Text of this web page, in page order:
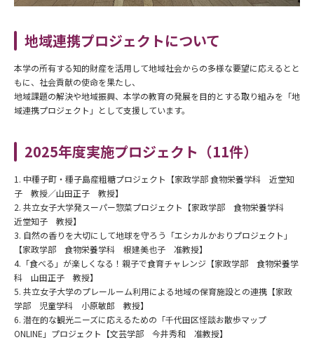
地域連携プロジェクトについて
本学の所有する知的財産を活用して地域社会からの多様な要望に応えるとと
もに、社会貢献の使命を果たし、
地域課題の解決や地域振興、本学の教育の発展を目的とする取り組みを「地
域連携プロジェクト」として支援しています。
2025年度実施プロジェクト（11件）
1. 中種子町・種子島産粗糖プロジェクト【家政学部 食物栄養学科 近堂知
子 教授／山田正子 教授】
2. 共立女子大学発スーパー惣菜プロジェクト【家政学部 食物栄養学科
近堂知子 教授】
3. 自然の香りを大切にして地球を守ろう「エシカルかおりプロジェクト」
【家政学部 食物栄養学科 根建美也子 准教授】
4.「食べる」が楽しくなる！親子で食育チャレンジ【家政学部 食物栄養学
科 山田正子 教授】
5. 共立女子大学のプレールーム利用による地域の保育施設との連携【家政
学部 児童学科 小原敏郎 教授】
6. 潜在的な観光ニーズに応えるための「千代田区怪談お散歩マップ
ONLINE」プロジェクト【文芸学部 今井秀和 准教授】